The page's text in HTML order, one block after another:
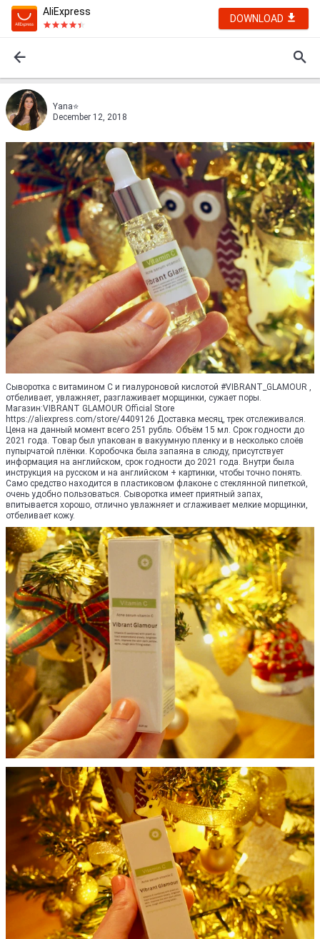
AliExpress
DOWNLOAD
Yana⭐
December 12, 2018
Сыворотка с витамином С и гиалуроновой кислотой #VIBRANT_GLAMOUR ,
отбеливает, увлажняет, разглаживает морщинки, сужает поры.
Магазин:VIBRANT GLAMOUR Official Store
https://aliexpress.com/store/4409126 Доставка месяц, трек отслеживался.
Цена на данный момент всего 251 рубль. Объём 15 мл. Срок годности до
2021 года. Товар был упакован в вакуумную пленку и в несколько слоёв
пупырчатой плёнки. Коробочка была запаяна в слюду, присутствует
информация на английском, срок годности до 2021 года. Внутри была
инструкция на русском и на английском + картинки, чтобы точно понять.
Само средство находится в пластиковом флаконе с стеклянной пипеткой,
очень удобно пользоваться. Сыворотка имеет приятный запах,
впитывается хорошо, отлично увлажняет и сглаживает мелкие морщинки,
отбеливает кожу.